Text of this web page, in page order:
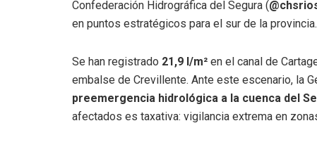
Confederación Hidrográfica del Segura (
en puntos estratégicos para el sur de la provincia.
Se han registrado 21,9 l/m² en el canal de
embalse de Crevillente. Ante este escenario, la
preemergencia hidrológica a la cuenca del
afectados es taxativa: vigilancia extrema en